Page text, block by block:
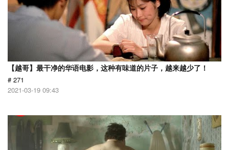
【越哥】最干净的华语电影，这种有味道的片子，越来越少了！
# 271
2021-03-19 09:43